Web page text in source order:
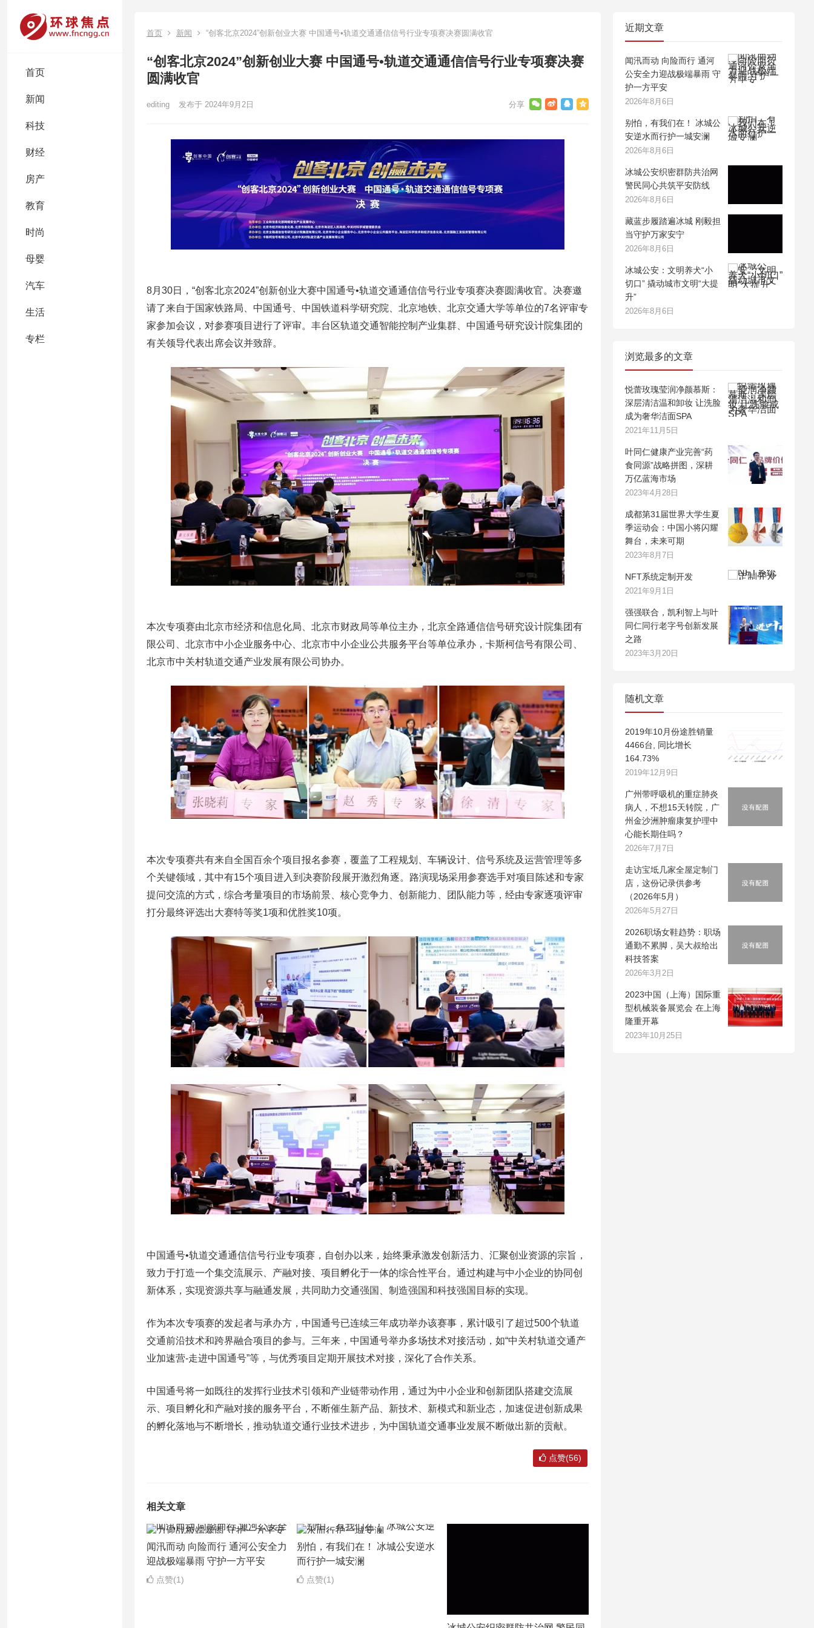
首页
新闻
科技
财经
房产
教育
时尚
母婴
汽车
生活
专栏
首页 新闻 “创客北京2024”创新创业大赛 中国通号•轨道交通通信信号行业专项赛决赛圆满收官
“创客北京2024”创新创业大赛 中国通号•轨道交通通信信号行业专项赛决赛
圆满收官
editing 发布于 2024年9月2日
8月30日，“创客北京2024”创新创业大赛中国通号•轨道交通通信信号行业专项赛决赛圆满收官。决赛邀
请了来自于国家铁路局、中国通号、中国铁道科学研究院、北京地铁、北京交通大学等单位的7名评审专
家参加会议，对参赛项目进行了评审。丰台区轨道交通智能控制产业集群、中国通号研究设计院集团的
有关领导代表出席会议并致辞。
本次专项赛由北京市经济和信息化局、北京市财政局等单位主办，北京全路通信信号研究设计院集团有
限公司、北京市中小企业服务中心、北京市中小企业公共服务平台等单位承办，卡斯柯信号有限公司、
北京市中关村轨道交通产业发展有限公司协办。
本次专项赛共有来自全国百余个项目报名参赛，覆盖了工程规划、车辆设计、信号系统及运营管理等多
个关键领域，其中有15个项目进入到决赛阶段展开激烈角逐。路演现场采用参赛选手对项目陈述和专家
提问交流的方式，综合考量项目的市场前景、核心竞争力、创新能力、团队能力等，经由专家逐项评审
打分最终评选出大赛特等奖1项和优胜奖10项。
中国通号•轨道交通通信信号行业专项赛，自创办以来，始终秉承激发创新活力、汇聚创业资源的宗旨，
致力于打造一个集交流展示、产融对接、项目孵化于一体的综合性平台。通过构建与中小企业的协同创
新体系，实现资源共享与融通发展，共同助力交通强国、制造强国和科技强国目标的实现。
作为本次专项赛的发起者与承办方，中国通号已连续三年成功举办该赛事，累计吸引了超过500个轨道
交通前沿技术和跨界融合项目的参与。三年来，中国通号举办多场技术对接活动，如“中关村轨道交通产
业加速营-走进中国通号”等，与优秀项目定期开展技术对接，深化了合作关系。
中国通号将一如既往的发挥行业技术引领和产业链带动作用，通过为中小企业和创新团队搭建交流展
示、项目孵化和产融对接的服务平台，不断催生新产品、新技术、新模式和新业态，加速促进创新成果
的孵化落地与不断增长，推动轨道交通行业技术进步，为中国轨道交通事业发展不断做出新的贡献。
点赞(56)
相关文章
闻汛而动 向险而行 通河公安全力
迎战极端暴雨 守护一方平安
点赞(1)
别怕，有我们在！ 冰城公安逆水
而行护一城安澜
点赞(1)
近期文章
闻汛而动 向险而行 通河
公安全力迎战极端暴雨 守
护一方平安
2026年8月6日
别怕，有我们在！ 冰城公
安逆水而行护一城安澜
2026年8月6日
冰城公安织密群防共治网
警民同心共筑平安防线
2026年8月6日
藏蓝步履踏遍冰城 刚毅担
当守护万家安宁
2026年8月6日
冰城公安：文明养犬“小
切口” 撬动城市文明“大提
升”
2026年8月6日
浏览最多的文章
悦蕾玫瑰莹润净颜慕斯：
深层清洁温和卸妆 让洗脸
成为奢华洁面SPA
2021年11月5日
叶同仁健康产业完善“药
食同源”战略拼图，深耕
万亿蓝海市场
2023年4月28日
成都第31届世界大学生夏
季运动会：中国小将闪耀
舞台，未来可期
2023年8月7日
NFT系统定制开发
2021年9月1日
强强联合，凯利智上与叶
同仁同行老字号创新发展
之路
2023年3月20日
随机文章
2019年10月份途胜销量
4466台, 同比增长
164.73%
2019年12月9日
广州带呼吸机的重症肺炎
病人，不想15天转院，广
州金沙洲肿瘤康复护理中
心能长期住吗？
2026年7月7日
走访宝坻几家全屋定制门
店，这份记录供参考
（2026年5月）
2026年5月27日
2026职场女鞋趋势：职场
通勤不累脚，吴大叔给出
科技答案
2026年3月2日
2023中国（上海）国际重
型机械装备展览会 在上海
隆重开幕
2023年10月25日